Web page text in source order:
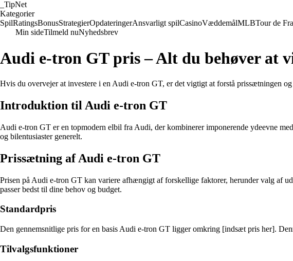
TipNet
Kategorier
SpilRatingsBonusStrategierOpdateringerAnsvarligt spilCasinoVæddemålMLBTour de
Min sideTilmeld nuNyhedsbrev
Audi e-tron GT pris – Alt du behøver at
Hvis du overvejer at investere i en Audi e-tron GT, er det vigtigt at forstå prissætningen
Introduktion til Audi e-tron GT
Audi e-tron GT er en topmodern elbil fra Audi, der kombinerer imponerende ydeevne
og bilentusiaster generelt.
Prissætning af Audi e-tron GT
Prisen på Audi e-tron GT kan variere afhængigt af forskellige faktorer, herunder valg af
passer bedst til dine behov og budget.
Standardpris
Den gennemsnitlige pris for en basis Audi e-tron GT ligger omkring [indsæt pris her].
Tilvalgsfunktioner